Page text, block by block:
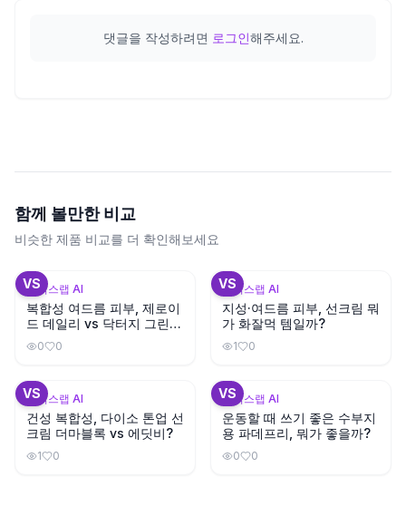
댓글을 작성하려면 로그인해주세요.
함께 볼만한 비교
비슷한 제품 비교를 더 확인해보세요
VS
뷰틱스랩 AI
복합성 여드름 피부, 제로이
드 데일리 vs 닥터지 그린마
일드업 선크림?
0 0
VS
뷰틱스랩 AI
지성·여드름 피부, 선크림 뭐
가 화잘먹 템일까?
1 0
VS
뷰틱스랩 AI
건성 복합성, 다이소 톤업 선
크림 더마블록 vs 에딧비?
1 0
VS
뷰틱스랩 AI
운동할 때 쓰기 좋은 수부지
용 파데프리, 뭐가 좋을까?
0 0